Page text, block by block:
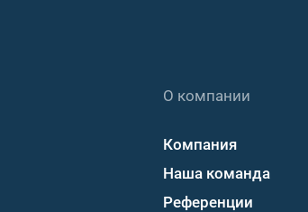
О компании
Компания
Наша команда
Референции